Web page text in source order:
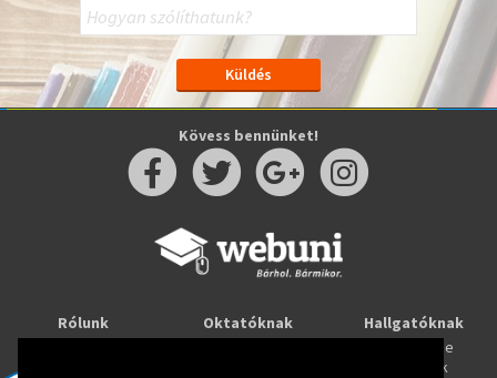
Kövess bennünket!
Rólunk
Oktatóknak
Hallgatóknak
Tanulj online
Képzések